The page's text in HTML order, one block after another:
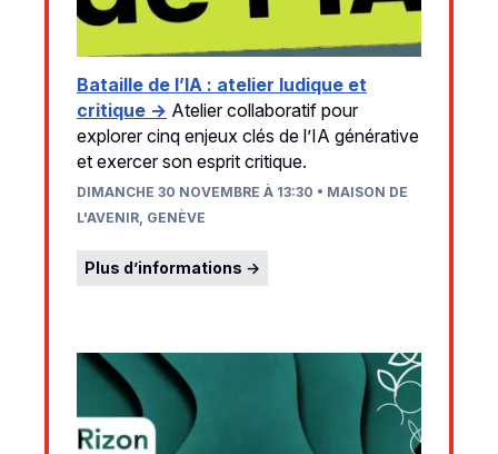
Bataille de l’IA : atelier ludique et
critique → Atelier collaboratif pour
explorer cinq enjeux clés de l’IA générative
et exercer son esprit critique.
DIMANCHE 30 NOVEMBRE À 13:30 • MAISON DE
L'AVENIR, GENÈVE
Plus d’informations →